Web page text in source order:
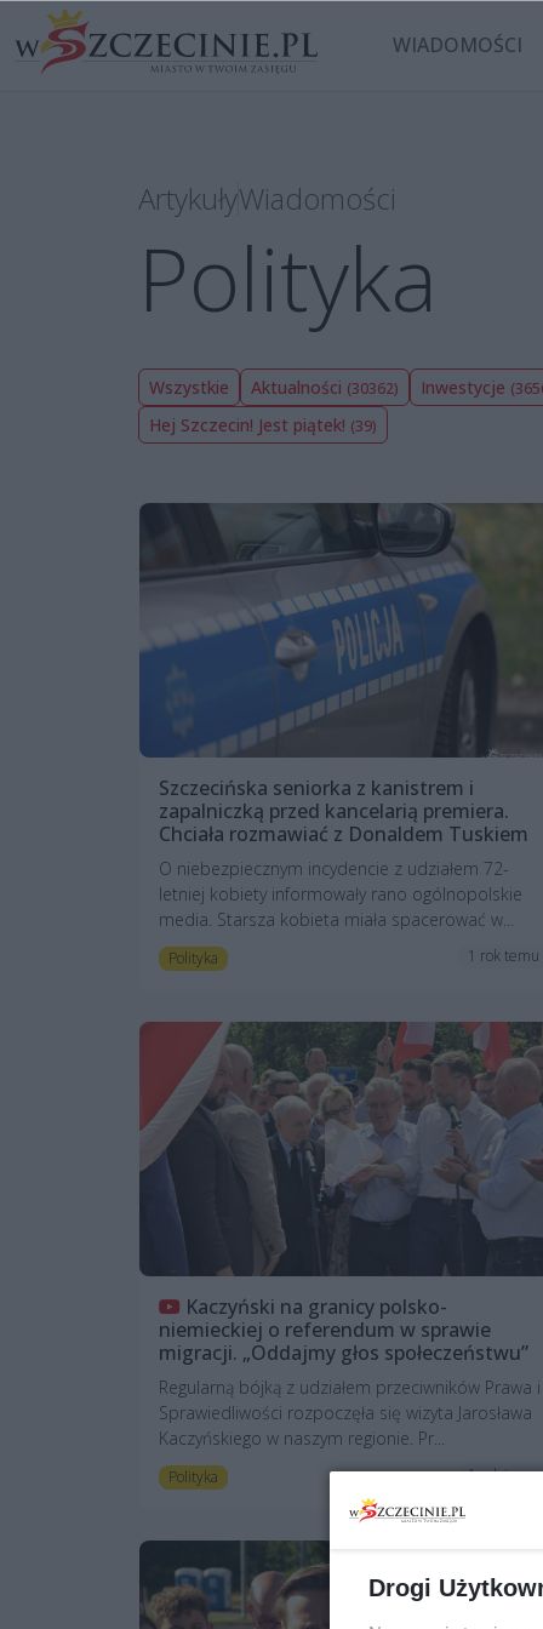
WIADOMOŚCI
ArtykułyWiadomości
Polityka
Wszystkie Aktualności (30362) Inwestycje
Hej Szczecin! Jest piątek! (39)
Szczecińska seniorka z kanistrem i
zapalniczką przed kancelarią premiera.
Chciała rozmawiać z Donaldem Tuskiem
O niebezpiecznym incydencie z udziałem 72-
letniej kobiety informowały rano ogólnopolskie
media. Starsza kobieta miała spacerować w...
Polityka 1 rok temu
Kaczyński na granicy polsko-
niemieckiej o referendum w sprawie
migracji. „Oddajmy głos społeczeństwu”
Regularną bójką z udziałem przeciwników Prawa i
Sprawiedliwości rozpoczęła się wizyta Jarosława
Kaczyńskiego w naszym regionie. Pr...
Polityka 1 rok temu
Drogi